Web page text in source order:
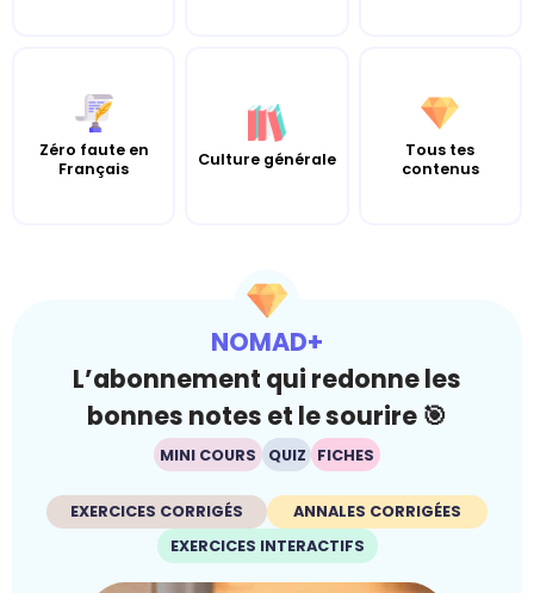
Zéro faute en
Français
Culture générale
Tous tes
contenus
NOMAD+
L’abonnement qui redonne les
bonnes notes et le sourire 🎯
MINI COURS QUIZ FICHES
EXERCICES CORRIGÉS
ANNALES CORRIGÉES
EXERCICES INTERACTIFS